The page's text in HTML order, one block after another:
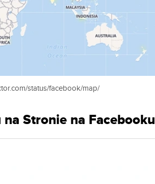
status/facebook/map/
Stronie na Facebooku